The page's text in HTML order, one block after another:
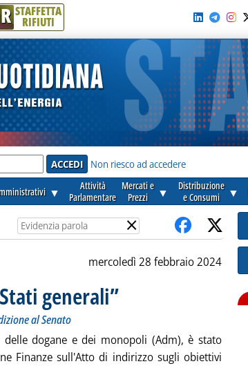
R STAFFETTA
RIFIUTI
Non riesco ad accedere
▼
Attività
Parlamentare
Mercati e
Prezzi
▼
Distribuzione
e Consumi
▼
×
mercoledì 28 febbraio 2024
generali”
al Senato
delle dogane e dei monopoli (Adm), è stato
Finanze sull'Atto di indirizzo sugli obiettivi